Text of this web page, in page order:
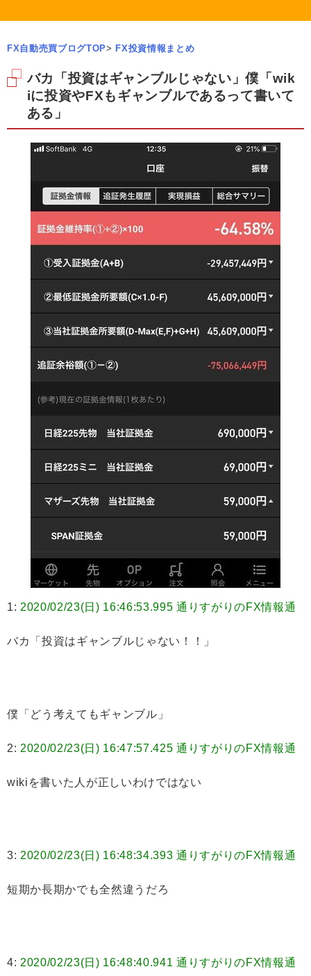
FX自動売買ブログTOP> FX投資情報まとめ
バカ「投資はギャンブルじゃない」僕「wik
iに投資やFXもギャンブルであるって書いて
ある」
1: 2020/02/23(日) 16:46:53.995 通りすがりのFX情報通
バカ「投資はギャンブルじゃない！！」
僕「どう考えてもギャンブル」
2: 2020/02/23(日) 16:47:57.425 通りすがりのFX情報通
wikiを書いた人が正しいわけではない
3: 2020/02/23(日) 16:48:34.393 通りすがりのFX情報通
短期か長期かでも全然違うだろ
4: 2020/02/23(日) 16:48:40.941 通りすがりのFX情報通